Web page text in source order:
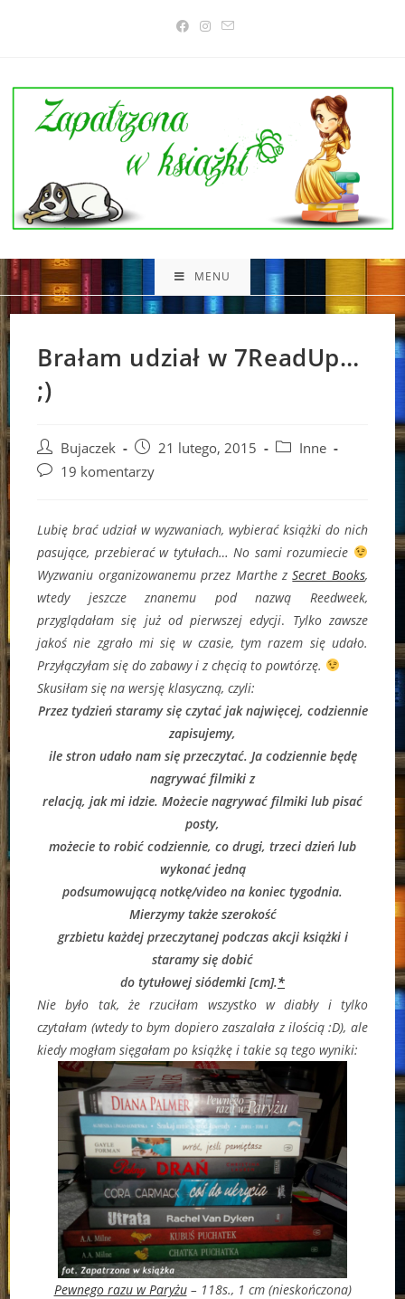
MENU
Brałam udział w 7ReadUp…
;)
Post
author:
Bujaczek
Post
published:
21 lutego, 2015
PostInne
Post19 komentarzy
Lubię brać udział w wyzwaniach, wybierać książki do nich
pasujące, przebierać w tytułach… No sami rozumiecie
Wyzwaniu organizowanemu przez Marthe zSecret Books,
wtedy jeszcze znanemu pod nazwą Reedweek,
przyglądałam się już od pierwszej edycji. Tylko zawsze
jakoś nie zgrało mi się w czasie, tym razem się udało.
Przyłączyłam się do zabawy i z chęcią to powtórzę.
Skusiłam się na wersję klasyczną, czyli:
Przez tydzień staramy się czytać jak najwięcej, codziennie
zapisujemy,
ile stron udało nam się przeczytać. Ja codziennie będę
nagrywać filmiki z
relacją, jak mi idzie. Możecie nagrywać filmiki lub pisać
posty,
możecie to robić codziennie, co drugi, trzeci dzień lub
wykonać jedną
podsumowującą notkę/video na koniec tygodnia.
Mierzymy także szerokość
grzbietu każdej przeczytanej podczas akcji książki i
staramy się dobić
do tytułowej siódemki [cm].*
Nie było tak, że rzuciłam wszystko w diabły i tylko
czytałam (wtedy to bym dopiero zaszalała z ilością :D), ale
kiedy mogłam sięgałam po książkę i takie są tego wyniki:
Pewnego razu w Paryżu– 118s., 1 cm (nieskończona)